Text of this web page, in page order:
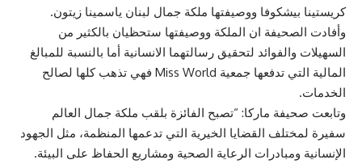
كريستينا بيشكوفا ووصيفتها ملكة جمال لبنان ياسمينا زيتون.
وأفادت الصحيفة ان الملكة ووصيفتها ستحظيان بالكثير من
السهيلات والفوائد لتحقيق رسالتهما الانسانية أما بالنسبة للمبالغ
المالية التي تدفعها جمعية Miss World فهي تذهب كلها لصالح
الخدمات.
وتابعت صحيفة ماركا: “تصبح الفائزة بلقب ملكة جمال العالم
سفيرة لمختلف القضايا الخيرية التي تدعمها المنظمة، مثل الجهود
الإنسانية ومبادرات الرعاية الصحية ومشاريع الحفاظ على البيئة.